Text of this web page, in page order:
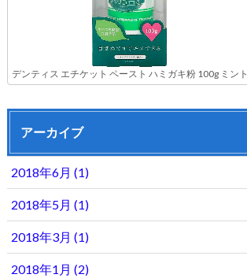
デンティス エチケット ペースト ハミガキ粉 100g ミント
アーカイブ
2018年6月 (1)
2018年5月 (1)
2018年3月 (1)
2018年1月 (2)